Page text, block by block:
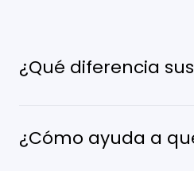
¿Qué diferencia
¿Cómo ayuda a